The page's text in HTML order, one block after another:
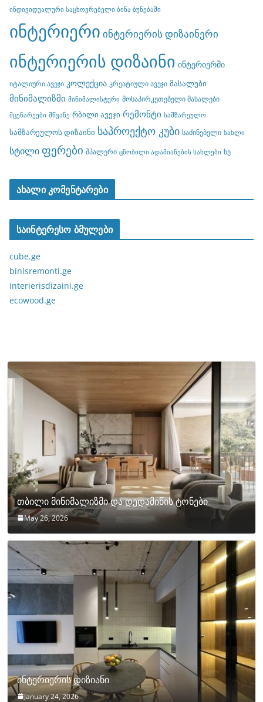
ინდივიდუალური საცხოვრებელი ბინა ბუნებაში
ინტერიერი ინტერიერის დიზაინერი
ინტერიერის დიზაინი ინტერიერში
იტალიური ავეჯი კოლექცია კრეატიული ავეჯი მასალები
მინიმალიზმი მინიმალისტური მოსაპირკეთებელი მასალები
მცენარეები მწვანე რბილი ავეჯი რემონტი სამზარეულო
სამზარეულოს დიზაინი საპროექტო კუბი საძინებელი სახლი
სტილი ფერები შპალერი ცნობილი ადამიანების სახლები ხე
ახალი კომენტარები
საინტერესო ბმულები
cube.ge
binisremonti.ge
interierisdizaini.ge
ecowood.ge
თბილი მინიმალიზმი და დედამიწის ტონები
May 26, 2026
ინტერიერის დიზიანი
January 24, 2026